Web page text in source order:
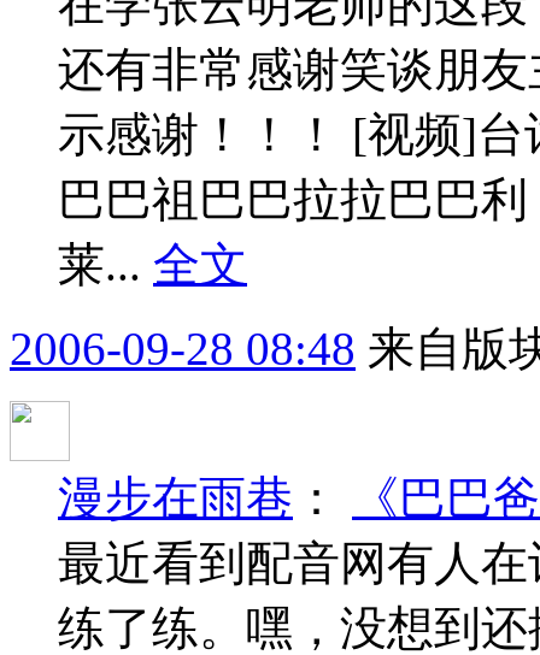
还有非常感谢笑谈朋
示感谢！！！ [视频]
巴巴祖巴巴拉拉巴巴
莱... 全文
2006-09-28 08:48 来自版
漫步在雨巷 ：
《巴巴
最近看到配音网有人
练了练。嘿，没想到